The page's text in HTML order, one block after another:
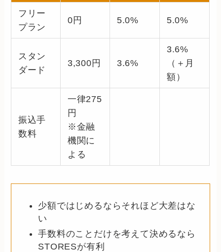
フリー
プラン
0円 5.0% 5.0%
スタン
ダード
3,300円 3.6%
3.6%
（＋月
額）
振込手
数料
一律275
円
※金融
機関に
よる
少額ではじめるならそれほど大差はな
い
手数料のことだけを考えて決めるなら
STORESが有利